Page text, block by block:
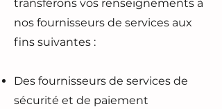
transférons vos renseignements à
nos fournisseurs de services aux
fins suivantes :
Des fournisseurs de services de
sécurité et de paiement